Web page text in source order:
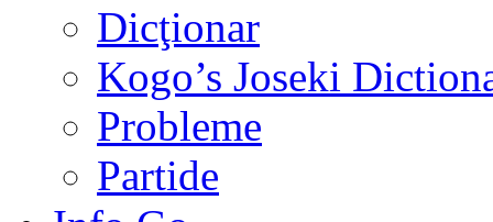
Dicţionar
Kogo’s Joseki
Probleme
Partide